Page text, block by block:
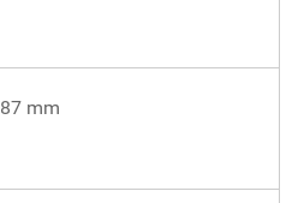
mm